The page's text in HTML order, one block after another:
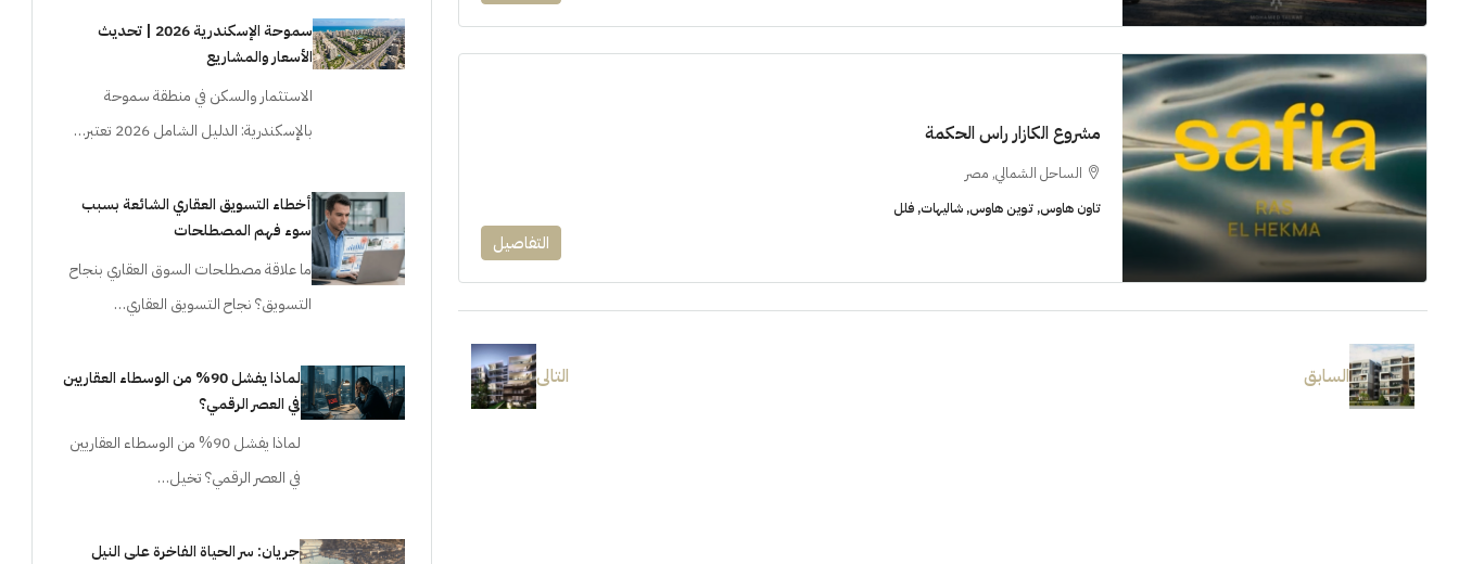
مشروع الكازار راس الحكمة
الساحل الشمالي, مصر
تاون هاوس, توين هاوس, شاليهات, فلل
التفاصيل
السابق التالى
سموحة الإسكندرية 2026 | تحديث
الأسعار والمشاريع
الاستثمار والسكن في منطقة سموحة
بالإسكندرية: الدليل الشامل 2026 تعتبر…
أخطاء التسويق العقاري الشائعة بسبب
سوء فهم المصطلحات
ما علاقة مصطلحات السوق العقاري بنجاح
التسويق؟ نجاح التسويق العقاري…
لماذا يفشل 90% من الوسطاء العقاريين
في العصر الرقمي؟
لماذا يفشل 90% من الوسطاء العقاريين
في العصر الرقمي؟ تخيل…
جريان: سر الحياة الفاخرة على النيل